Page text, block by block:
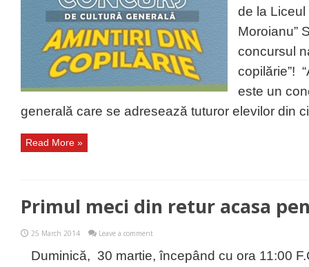
de la Liceul
Moroianu”
concursul
copilărie”!
este un
generală care se adresează tuturor elevilor din
Read More »
Primul meci din retur acasa
25 March 2014 Leave a comment
Duminică, 30 martie, începând cu ora 11:00